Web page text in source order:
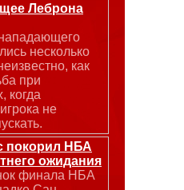
Леброна
несколько
как
при
когда
не
покорил НБА
ожидания
финала НБА